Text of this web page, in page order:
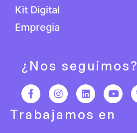
Kit Digital
Empregia
¿Nos seguimos?
Trabajamos en